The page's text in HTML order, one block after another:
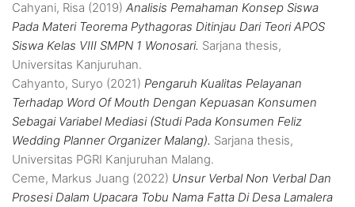
Cahyani, Risa (2019) Analisis Pemahaman Konsep Siswa
Pada Materi Teorema Pythagoras Ditinjau Dari Teori APOS
Siswa Kelas VIII SMPN 1 Wonosari. Sarjana thesis,
Universitas Kanjuruhan.
Cahyanto, Suryo (2021) Pengaruh Kualitas Pelayanan
Terhadap Word Of Mouth Dengan Kepuasan Konsumen
Sebagai Variabel Mediasi (Studi Pada Konsumen Feliz
Wedding Planner Organizer Malang). Sarjana thesis,
Universitas PGRI Kanjuruhan Malang.
Ceme, Markus Juang (2022) Unsur Verbal Non Verbal Dan
Prosesi Dalam Upacara Tobu Nama Fatta Di Desa Lamalera